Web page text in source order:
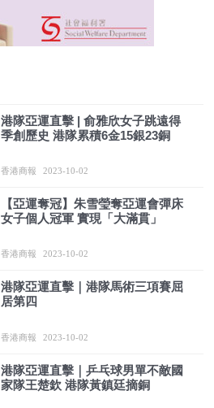
港隊亞運直擊 | 俞雅欣女子跳遠得
季創歷史 港隊累積6金15銀23銅
香港商報 2023-10-02
【亞運奪冠】朱雪瑩奪亞運會彈床
女子個人冠軍 實現「大滿貫」
香港商報 2023-10-02
港隊亞運直擊｜港隊馬術三項賽屈
居第四
香港商報 2023-10-02
港隊亞運直擊｜乒乓球男單不敵國
家隊王楚欽 港隊黃鎮廷摘銅